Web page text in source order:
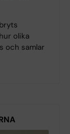
olika
och samlar